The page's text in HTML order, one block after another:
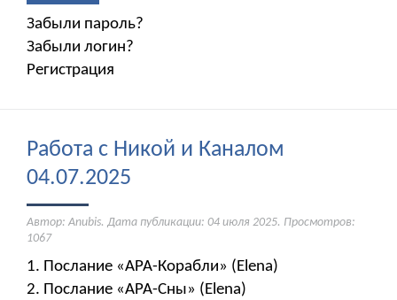
Забыли пароль?
Забыли логин?
Регистрация
Работа с Никой и Каналом
04.07.2025
Автор: Anubis. Дата публикации: 04 июля 2025. Просмотров:
1067
1. Послание «АРА-Корабли» (Elena)
2. Послание «АРА-Сны» (Elena)